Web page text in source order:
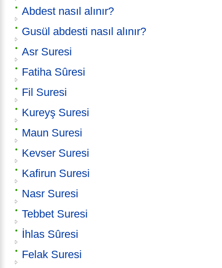
Abdest nasıl alınır?
Gusül abdesti nasıl alınır?
Asr Suresi
Fatiha Sûresi
Fil Suresi
Kureyş Suresi
Maun Suresi
Kevser Suresi
Kafirun Suresi
Nasr Suresi
Tebbet Suresi
İhlas Sûresi
Felak Suresi